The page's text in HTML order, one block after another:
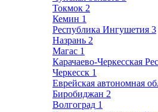
Токмок 2
Кемин 1
Республика Ингушетия 3
Назрань 2
Магас 1
Карачаево-Черкесская
Черкесск 1
Еврейская автономная
Биробиджан 2
Волгоград 1